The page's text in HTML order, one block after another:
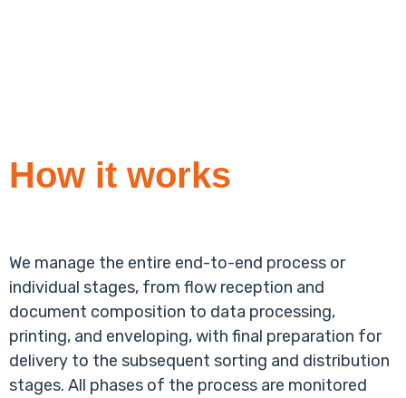
How it works
We manage the entire end-to-end process or
individual stages, from flow reception and
document composition to data processing,
printing, and enveloping, with final preparation for
delivery to the subsequent sorting and distribution
stages. All phases of the process are monitored